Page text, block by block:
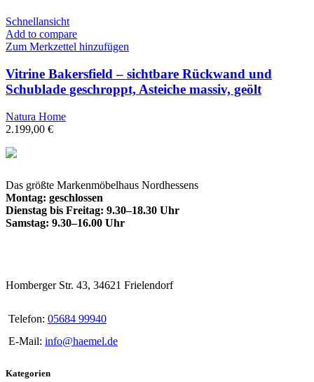
Schnellansicht
Add to compare
Zum Merkzettel hinzufügen
Vitrine Bakersfield – sichtbare Rückwand und
Schublade geschroppt, Asteiche massiv, geölt
Natura Home
2.199,00 €
Das größte Markenmöbelhaus Nordhessens
Montag: geschlossen
Dienstag bis Freitag: 9.30–18.30 Uhr
Samstag: 9.30–16.00 Uhr
Homberger Str. 43, 34621 Frielendorf
Telefon: 05684 99940
E-Mail: info@haemel.de
Kategorien